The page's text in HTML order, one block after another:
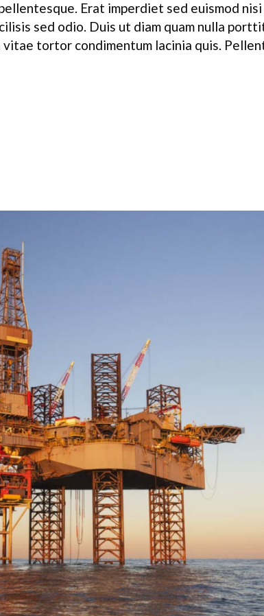
Erat imperdiet sed euismod
sed odio. Duis ut diam quam nulla
tortor condimentum lacinia quis.